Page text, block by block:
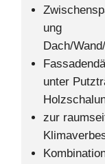
ung
Dach/
unter
zur